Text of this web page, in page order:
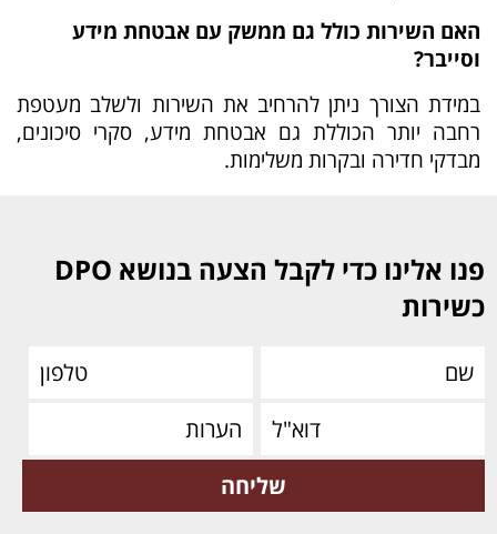
האם השירות כולל גם ממשק עם אבטחת מידע
וסייבר?
במידת הצורך ניתן להרחיב את השירות ולשלב מעטפת
רחבה יותר הכוללת גם אבטחת מידע, סקרי סיכונים,
מבדקי חדירה ובקרות משלימות.
פנו אלינו כדי לקבל הצעה בנושא DPO
כשירות